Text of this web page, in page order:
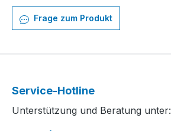
Frage zum Produkt
Service-Hotline
Unterstützung und Beratung unter: